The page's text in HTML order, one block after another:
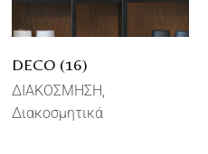
DECO (16)
ΔΙΑΚΟΣΜΗΣΗ
Διακοσμητικά